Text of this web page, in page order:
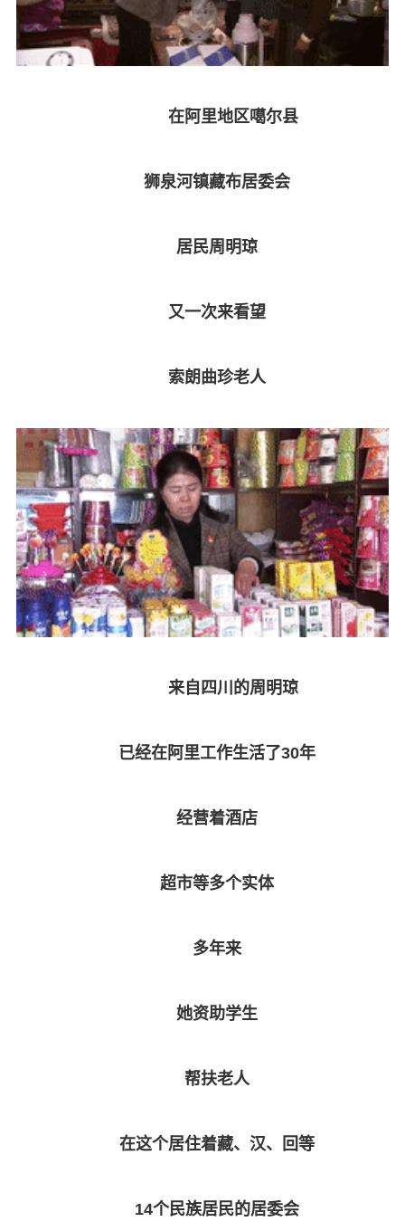
在阿里地区噶尔县
狮泉河镇藏布居委会
居民周明琼
又一次来看望
索朗曲珍老人
来自四川的周明琼
已经在阿里工作生活了30年
经营着酒店
超市等多个实体
多年来
她资助学生
帮扶老人
在这个居住着藏、汉、回等
14个民族居民的居委会